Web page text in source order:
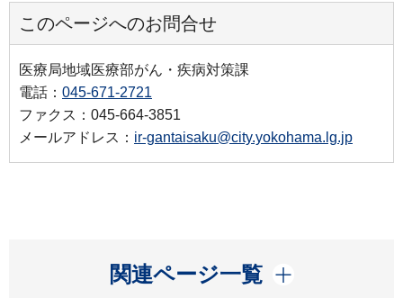
このページへのお問合せ
医療局地域医療部がん・疾病対策課
電話： 045-671-2721
ファクス：045-664-3851
メールアドレス： ir-gantaisaku@city.yokohama.lg.jp
関連ページ一覧
開く